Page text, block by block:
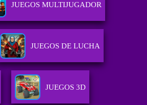
JUEGOS MULTIJUGADOR
JUEGOS DE LUCHA
JUEGOS 3D